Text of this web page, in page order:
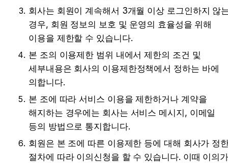
회사는 회원이 계속해서 3개월 이상 로그인하지 않
경우, 회원 정보의 보호 및 운영의 효율성을 위해
이용을 제한할 수 있습니다.
본 조의 이용제한 범위 내에서 제한의 조건 및
세부내용은 회사의 이용제한정책에서 정하는 바에
의합니다.
본 조에 따라 서비스 이용을 제한하거나 계약을
해지하는 경우에는 회사는 서비스 메시지, 이메일
등의 방법으로 통지합니다.
회원은 본 조에 따른 이용제한 등에 대해 회사가 정
절차에 따라 이의신청을 할 수 있습니다. 이때 이의